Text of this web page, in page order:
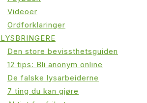
Videoer
Ordforklaringer
Den store bevissthetsguiden
12 tips: Bli anonym online
De falske lysarbeiderne
7 ting du kan gjøre